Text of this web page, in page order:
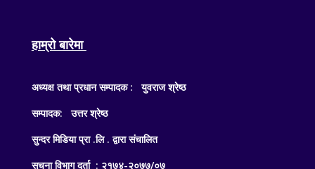
हाम्रो बारेमा
अध्यक्ष तथा प्रधान सम्पादक : युवराज श्रेष्ठ
सम्पादक: उत्तर श्रेष्ठ
सुन्दर मिडिया प्रा .लि . द्वारा संचालित
सुचना विभाग दर्ता : २१७४-२०७७/०७